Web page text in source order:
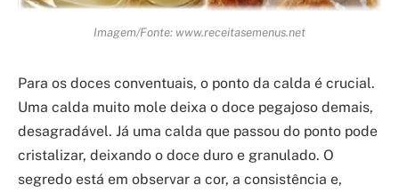
Imagem/Fonte: www.receitasemenus.net
Para os doces conventuais, o ponto da calda é crucial.
Uma calda muito mole deixa o doce pegajoso demais,
desagradável. Já uma calda que passou do ponto pode
cristalizar, deixando o doce duro e granulado. O
segredo está em observar a cor, a consistência e,